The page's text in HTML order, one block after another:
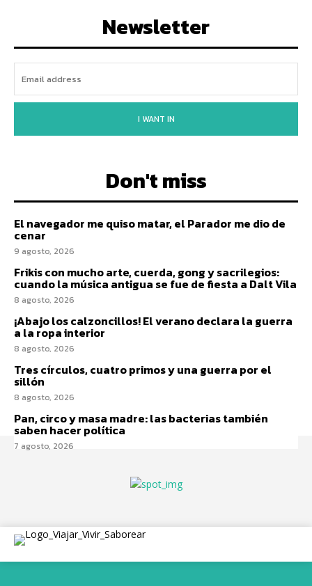
Newsletter
I WANT IN
Don't miss
El navegador me quiso matar, el Parador me dio de
cenar
9 agosto, 2026
Frikis con mucho arte, cuerda, gong y sacrilegios:
cuando la música antigua se fue de fiesta a Dalt Vila
8 agosto, 2026
¡Abajo los calzoncillos! El verano declara la guerra
a la ropa interior
8 agosto, 2026
Tres círculos, cuatro primos y una guerra por el
sillón
8 agosto, 2026
Pan, circo y masa madre: las bacterias también
saben hacer política
7 agosto, 2026